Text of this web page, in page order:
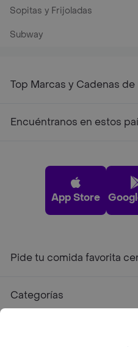
Sopitas y Frijoladas
Subway
Top Marcas y Cadenas
Encuéntranos en estos
App Store
Pide tu comida favorita
Categorías